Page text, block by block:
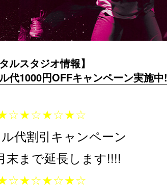
ルスタジオ情報】
代1000円OFFキャンペーン実施中!
代割引キャンペーン
まで延長します!!!!